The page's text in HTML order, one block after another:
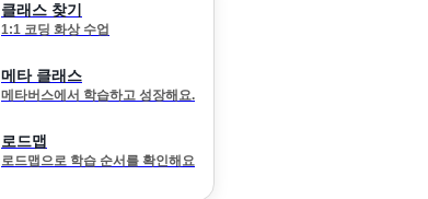
클래스 찾기
1:1 코딩 화상 수업
메타 클래스
메타버스에서 학습하고 성장해요.
로드맵
로드맵으로 학습 순서를 확인해요